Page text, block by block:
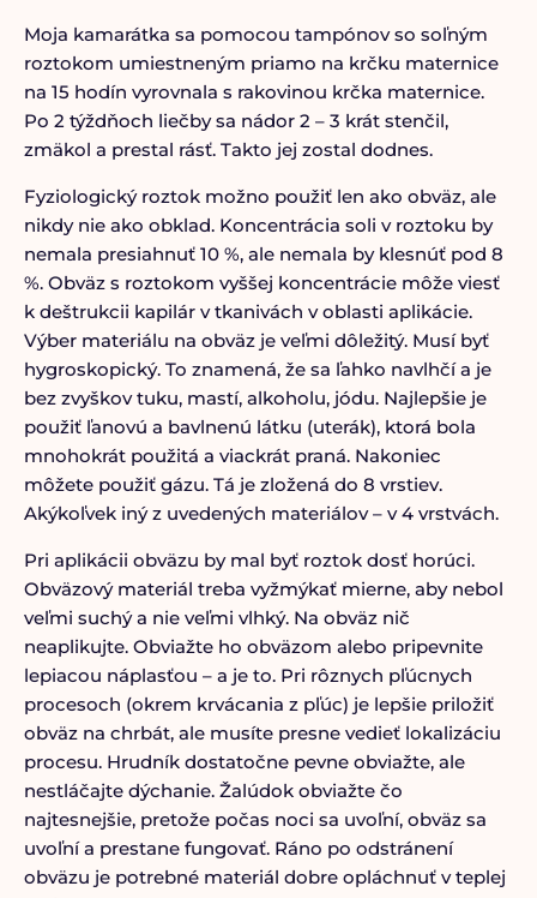
Moja kamarátka sa pomocou tampónov so soľným
roztokom umiestneným priamo na krčku maternice
na 15 hodín vyrovnala s rakovinou krčka maternice.
Po 2 týždňoch liečby sa nádor 2 – 3 krát stenčil,
zmäkol a prestal rásť. Takto jej zostal dodnes.
Fyziologický roztok možno použiť len ako obväz, ale
nikdy nie ako obklad. Koncentrácia soli v roztoku by
nemala presiahnuť 10 %, ale nemala by klesnúť pod 8
%. Obväz s roztokom vyššej koncentrácie môže viesť
k deštrukcii kapilár v tkanivách v oblasti aplikácie.
Výber materiálu na obväz je veľmi dôležitý. Musí byť
hygroskopický. To znamená, že sa ľahko navlhčí a je
bez zvyškov tuku, mastí, alkoholu, jódu. Najlepšie je
použiť ľanovú a bavlnenú látku (uterák), ktorá bola
mnohokrát použitá a viackrát praná. Nakoniec
môžete použiť gázu. Tá je zložená do 8 vrstiev.
Akýkoľvek iný z uvedených materiálov – v 4 vrstvách.
Pri aplikácii obväzu by mal byť roztok dosť horúci.
Obväzový materiál treba vyžmýkať mierne, aby nebol
veľmi suchý a nie veľmi vlhký. Na obväz nič
neaplikujte. Obviažte ho obväzom alebo pripevnite
lepiacou náplasťou – a je to. Pri rôznych pľúcnych
procesoch (okrem krvácania z pľúc) je lepšie priložiť
obväz na chrbát, ale musíte presne vedieť lokalizáciu
procesu. Hrudník dostatočne pevne obviažte, ale
nestláčajte dýchanie. Žalúdok obviažte čo
najtesnejšie, pretože počas noci sa uvoľní, obväz sa
uvoľní a prestane fungovať. Ráno po odstránení
obväzu je potrebné materiál dobre opláchnuť v teplej